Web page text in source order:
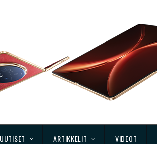
UUTISET ARTIKKELIT VIDEOT